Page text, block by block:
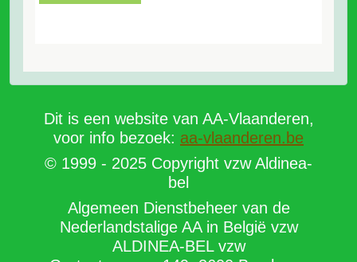
Dit is een website van AA-Vlaanderen,
voor info bezoek: aa-vlaanderen.be
© 1999 - 2025 Copyright vzw Aldinea-
bel
Algemeen Dienstbeheer van de
Nederlandstalige AA in België vzw
ALDINEA-BEL vzw